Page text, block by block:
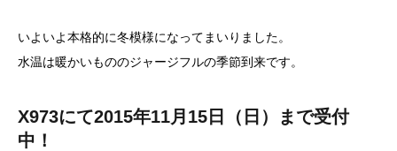
いよいよ本格的に冬模様になってまいりました。
水温は暖かいもののジャージフルの季節到来です。
X973にて2015年11月15日（日）まで受付
中！